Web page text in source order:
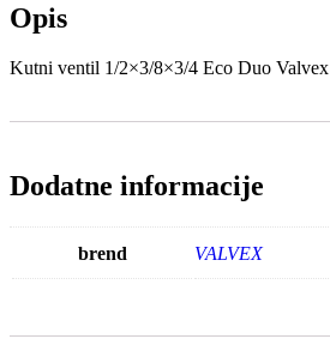
Opis
Kutni ventil 1/2×3/8×3/4 Eco Duo Valvex
Dodatne informacije
brend VALVEX